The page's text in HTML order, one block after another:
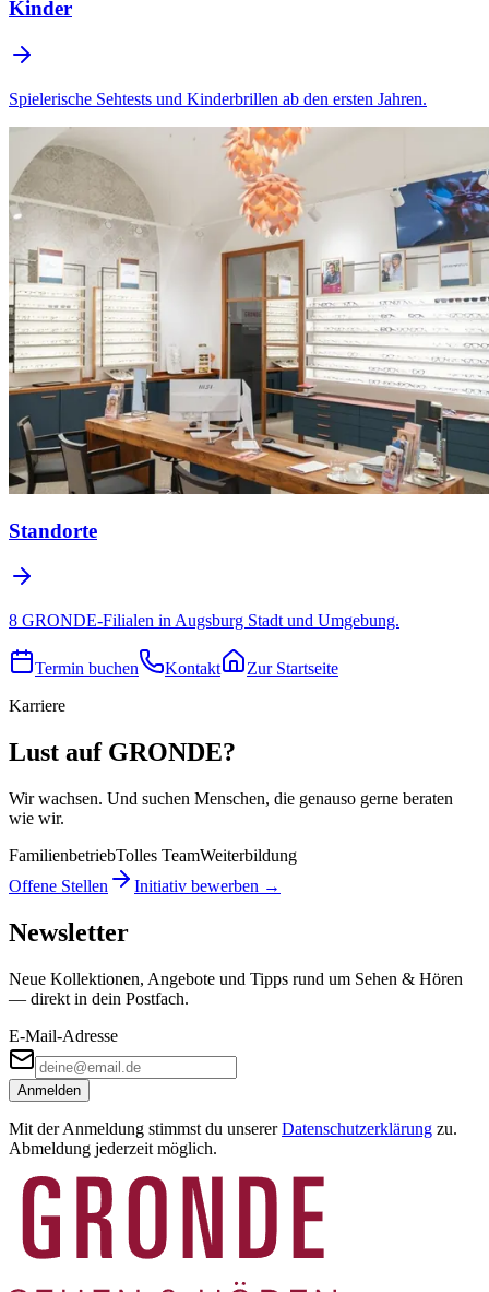
Kinder
Spielerische Sehtests und Kinderbrillen ab den ersten Jahren.
Standorte
8 GRONDE-Filialen in Augsburg Stadt und Umgebung.
Termin buchen Kontakt
Zur Startseite
Karriere
Lust auf GRONDE?
Wir wachsen. Und suchen Menschen, die genauso gerne beraten
wie wir.
FamilienbetriebTolles TeamWeiterbildung
Offene Stellen
Initiativ bewerben →
Newsletter
Neue Kollektionen, Angebote und Tipps rund um Sehen & Hören
— direkt in dein Postfach.
E-Mail-Adresse
Anmelden
Mit der Anmeldung stimmst du unserer Datenschutzerklärung zu.
Abmeldung jederzeit möglich.